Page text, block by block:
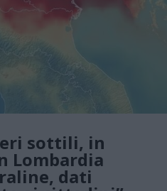
sottili, in
Lombardia
dati